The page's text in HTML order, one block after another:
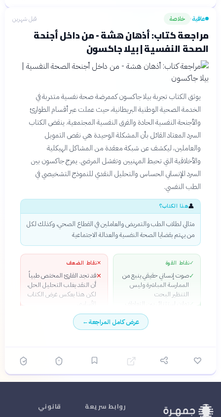
عافية› خلاصة قبل شهرين
مراجعة كتاب: أذهان هشة - من داخل أجنحة
الصحة النفسية | بيلا جاكسون
يوثق الكتاب تجربة بيلا جاكسون كممرضة صحة نفسية متدربة في
الخدمة الصحية الوطنية البريطانية، حيث عملت عبر أقسام الطوارئ
والأجنحة النفسية الحادة والفرق النفسية المجتمعية. ينقض الكتاب
السرد المعتاد القائل بأن المشكلة الوحيدة هي نقص التمويل
والعاملين، ليكشف عن شبكة معقدة من المشاكل الهيكلية
والأخلاقية التي تحبط المهنيين وتفشل المرضى. يمزج جاكسون بين
السرد الإنساني الحساس والتحليل النقدي للنموذج التشخيصي في
الطب النفسي.
👤هذا الكتاب؟
مثالي لطلاب الطب والتمريض والعاملين في القطاع الصحي، وكذلك لكل
من يهتم بقضايا الصحة النفسية والعدالة الاجتماعية
✓نقاط القوة
✓صوت إنساني حقيقي ينبع من
الممارسة المباشرة وليس
التنظير البحت
توازن استثنائي بين التعاطف
مع العاملين والنقد الجريء
للنظام، دون تسطيح الصورة
شخصيات حية ومفصلة تُذكّرنا
✓
دعوة أخلاقية قوية للتغيير
اليأس السلبي
✕نقاط الضعف
✕قد تجد القارئ المختص طبياً
أن النقد يغلب التحليل الحل،
لكن هذا يعكس غرض الكتاب
الأساسي
عرض كامل المراجعة←
روابط سريعة قانوني